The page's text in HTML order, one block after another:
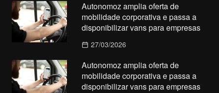
Autonomoz amplia oferta de
mobilidade corporativa e passa a
disponibilizar vans para empresas
27/03/2026
Autonomoz amplia oferta de
mobilidade corporativa e passa a
disponibilizar vans para empresas